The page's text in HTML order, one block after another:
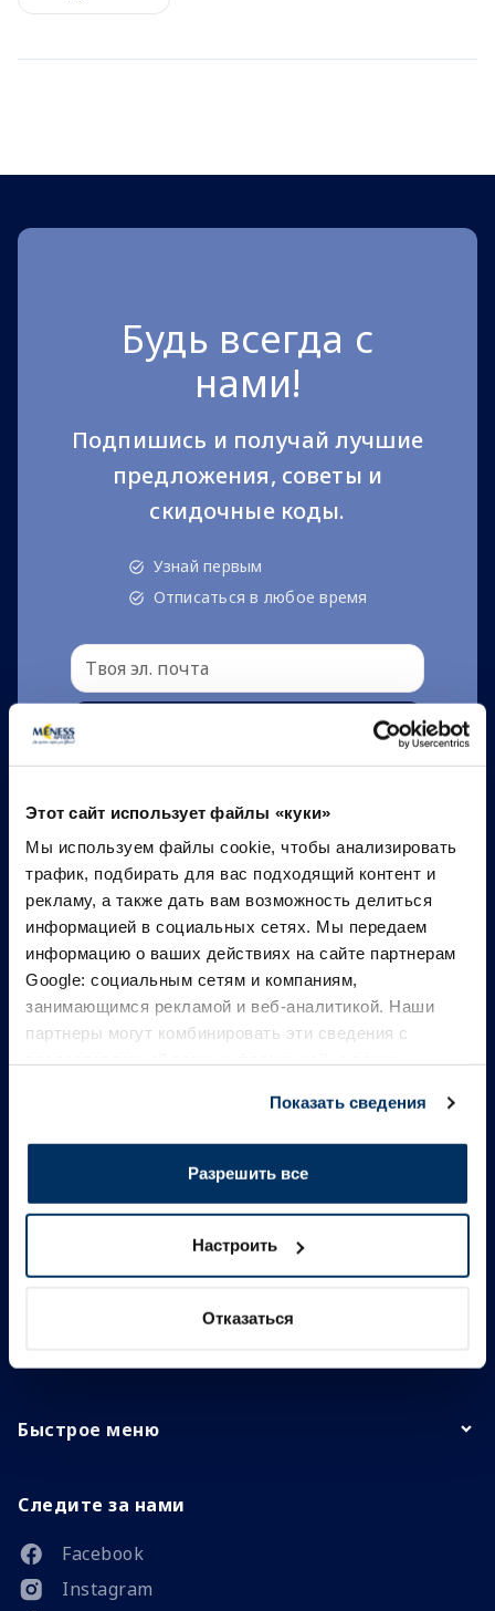
Этот сайт использует файлы «куки»
Мы используем файлы cookie, чтобы анализировать
трафик, подбирать для вас подходящий контент и
рекламу, а также дать вам возможность делиться
информацией в социальных сетях. Мы передаем
информацию о ваших действиях на сайте партнерам
Google: социальным сетям и компаниям,
занимающимся рекламой и веб-аналитикой. Наши
партнеры могут комбинировать эти сведения с
Показать сведения
Разрешить все
Настроить
Отказаться
Будь всегда с
нами!
Подпишись и получай лучшие
предложения, советы и
скидочные коды.
Узнай первым
Отписаться в любое время
политикой конфиденциальности
условиями*
Информация
Быстрое меню
Следите за нами
Facebook
Instagram